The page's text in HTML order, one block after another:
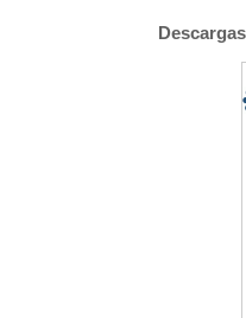
Descargas